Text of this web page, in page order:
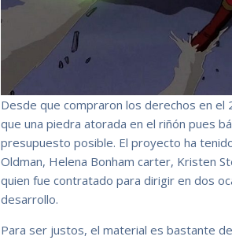
Desde que compraron los derechos en
que una piedra atorada en el riñón pues
presupuesto posible. El proyecto ha
Oldman, Helena Bonham carter, Kristen
quien fue contratado para dirigir en dos
desarrollo.
Para ser justos, el material es bastante